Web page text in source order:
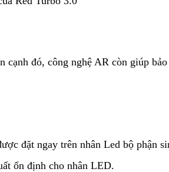
cạnh đó, công nghệ AR còn giúp
đặt ngay trên nhân Led bộ phận
ổn định cho nhân LED.